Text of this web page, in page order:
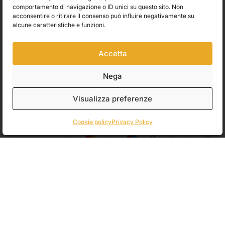
comportamento di navigazione o ID unici su questo sito. Non
acconsentire o ritirare il consenso può influire negativamente su
alcune caratteristiche e funzioni.
Accetta
Nega
Visualizza preferenze
Cookie policyPrivacy Policy
primo ordine ti aspetta con uno sconto esclusivo.
accetti che i dati personali da te forniti vengano trasferiti a Brevo per il
trattamento in conformitàall'Informativa sulla privacy di Brevo.
Accetto le condizioni generali e di ricevere le Newsletters.
ISCRIVITI